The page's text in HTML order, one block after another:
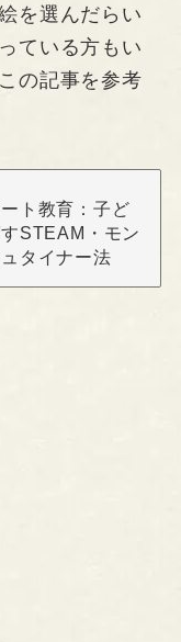
を選んだらい
ている方もい
の記事を参考
ト教育：子ど
STEAM・モン
タイナー法